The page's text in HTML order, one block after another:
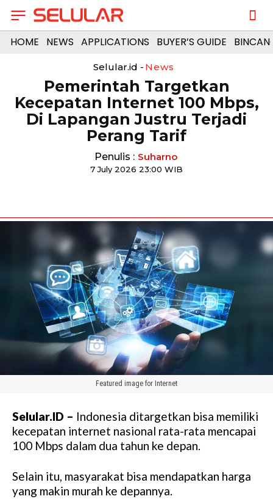
HOME NEWS APPLICATIONS BUYER’S GUIDE
Selular.id - News
Pemerintah Targetkan
Kecepatan Internet 100 Mbps,
Di Lapangan Justru Terjadi
Perang Tarif
Penulis : Suharno
7 July 2026 23:00 WIB
Featured image for Internet
Selular.ID – Indonesia ditargetkan bisa memiliki
kecepatan internet nasional rata-rata mencapai
100 Mbps dalam dua tahun ke depan.
Selain itu, masyarakat bisa mendapatkan harga
yang makin murah ke depannya.